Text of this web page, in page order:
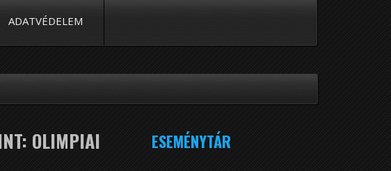
ADATVÉDELEM
OLIMPIAI ESEMÉNYTÁR
év hónap